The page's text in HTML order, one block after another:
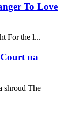
To Love
For the l...
на
shroud The